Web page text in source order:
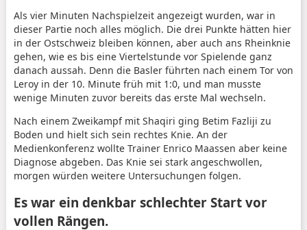
Als vier Minuten Nachspielzeit angezeigt wurden, war in
dieser Partie noch alles möglich. Die drei Punkte hätten hier
in der Ostschweiz bleiben können, aber auch ans Rheinknie
gehen, wie es bis eine Viertelstunde vor Spielende ganz
danach aussah. Denn die Basler führten nach einem Tor von
Leroy in der 10. Minute früh mit 1:0, und man musste
wenige Minuten zuvor bereits das erste Mal wechseln.
Nach einem Zweikampf mit Shaqiri ging Betim Fazliji zu
Boden und hielt sich sein rechtes Knie. An der
Medienkonferenz wollte Trainer Enrico Maassen aber keine
Diagnose abgeben. Das Knie sei stark angeschwollen,
morgen würden weitere Untersuchungen folgen.
Es war ein denkbar schlechter Start vor
vollen Rängen.